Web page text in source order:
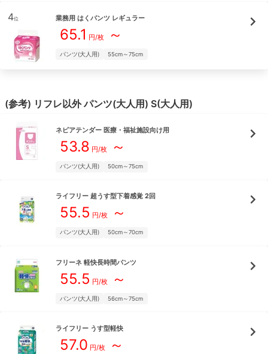
4位 業務用 はくパンツ レギュラー
65.1 円/枚～
パンツ(大人用) 55cm～75cm
(参考) リフレ以外パンツ(大人用) S(大人用)
ネピアテンダー 医療・福祉施設向け用
53.8 円/枚～
パンツ(大人用) 50cm～75cm
ライフリー 超うす型下着感覚 2回
55.5 円/枚～
パンツ(大人用) 50cm～70cm
フリーネ 軽快長時間パンツ
55.5 円/枚～
パンツ(大人用) 56cm～75cm
ライフリー うす型軽快
57.0 円/枚～